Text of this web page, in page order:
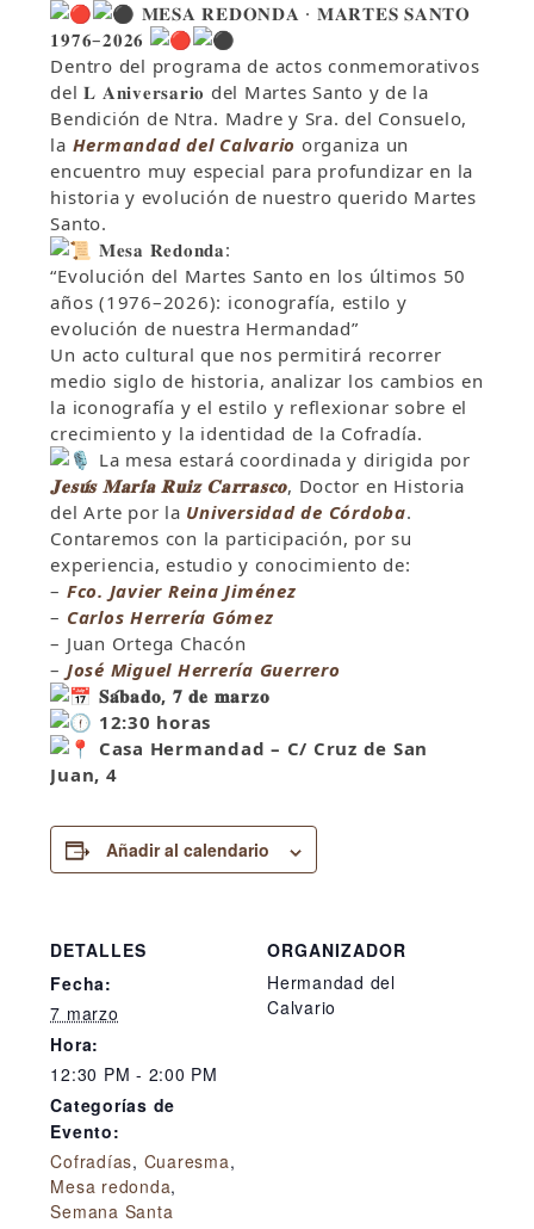
𝐌𝐄𝐒𝐀 𝐑𝐄𝐃𝐎𝐍𝐃𝐀 · 𝐌𝐀𝐑𝐓𝐄𝐒 𝐒𝐀𝐍𝐓𝐎
𝟏𝟗𝟕𝟔–𝟐𝟎𝟐𝟔
Dentro del programa de actos conmemorativos
del 𝐋 𝐀𝐧𝐢𝐯𝐞𝐫𝐬𝐚𝐫𝐢𝐨 del Martes Santo y de la
Bendición de Ntra. Madre y Sra. del Consuelo,
la Hermandad del Calvario organiza un
encuentro muy especial para profundizar en la
historia y evolución de nuestro querido Martes
Santo.
𝐌𝐞𝐬𝐚 𝐑𝐞𝐝𝐨𝐧𝐝𝐚:
“Evolución del Martes Santo en los últimos 50
años (1976–2026): iconografía, estilo y
evolución de nuestra Hermandad”
Un acto cultural que nos permitirá recorrer
medio siglo de historia, analizar los cambios en
la iconografía y el estilo y reflexionar sobre el
crecimiento y la identidad de la Cofradía.
La mesa estará coordinada y dirigida por
𝐉𝐞𝐬𝐮́𝐬 𝐌𝐚𝐫𝐢́𝐚 𝐑𝐮𝐢𝐳 𝐂𝐚𝐫𝐫𝐚𝐬𝐜𝐨, Doctor en Historia
del Arte por la Universidad de Córdoba.
Contaremos con la participación, por su
experiencia, estudio y conocimiento de:
– Fco. Javier Reina Jiménez
– Carlos Herrería Gómez
– Juan Ortega Chacón
– José Miguel Herrería Guerrero
𝐒𝐚́𝐛𝐚𝐝𝐨, 𝟕 𝐝𝐞 𝐦𝐚𝐫𝐳𝐨
12:30 horas
Casa Hermandad – C/ Cruz de San
Juan, 4
Añadir al calendario
DETALLES
Fecha:
7 marzo
Hora:
12:30 PM - 2:00 PM
Categorías de
Evento:
Cofradías, Cuaresma,
Mesa redonda,
Semana Santa
ORGANIZADOR
Hermandad del
Calvario